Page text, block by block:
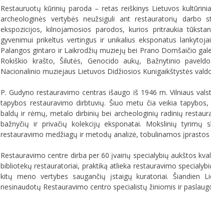
Restauruotų kūrinių paroda – retas reiškinys Lietuvos
archeologinės vertybės neužsiguli ant restauratorių
ekspozicijos, kilnojamosios parodos, kurios pritraukia
gyvenimui prikeltus vertingus ir unikalius eksponatus
Palangos gintaro ir Laikrodžių muziejų bei Prano Domšaičio
Rokiškio krašto, Šilutės, Genocido aukų, Bažnytinio
Nacionalinio muziejaus Lietuvos Didžiosios Kunigaikštystės
P. Gudyno restauravimo centras išaugo iš 1946 m. Vilniaus
tapybos restauravimo dirbtuvių. Šiuo metu čia veikia
baldų ir rėmų, metalo dirbinių bei archeologinių radinių
bažnyčių ir privačių kolekcijų eksponatai. Mokslinių tyrimų
restauravimo medžiagų ir metodų analizė, tobulinamos
Restauravimo centre dirba per 60 įvairių specialybių aukštos
bibliotekų restauratoriai, praktiką atlieka restauravimo
kitų meno vertybes saugančių įstaigų kuratoriai. Šiandien
nesinaudotų Restauravimo centro specialistų žiniomis ir